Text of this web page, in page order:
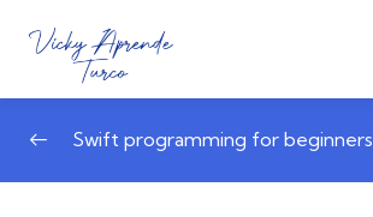
Swift programming for beginners